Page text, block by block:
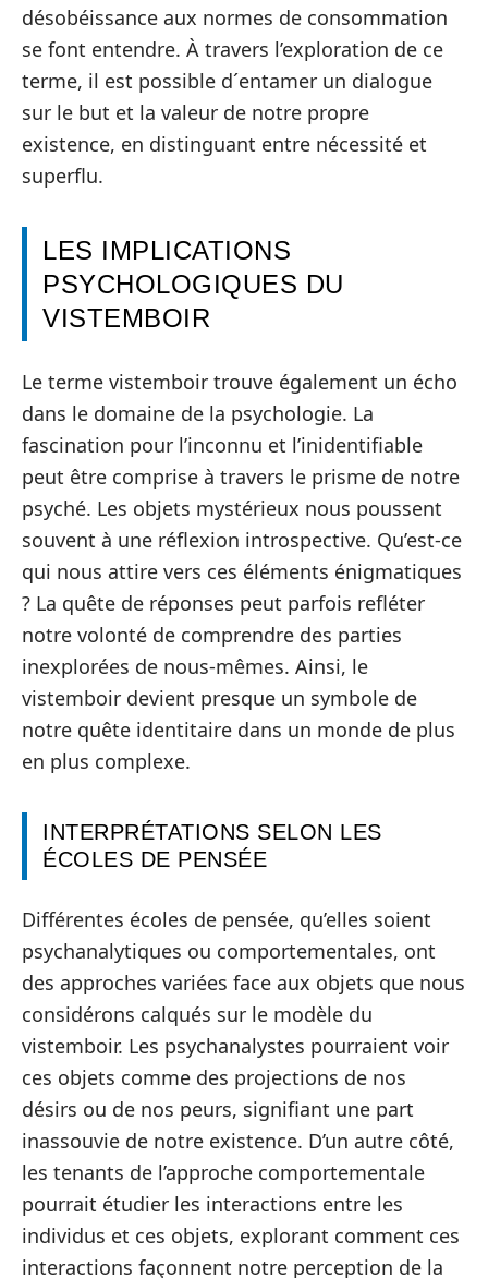
désobéissance aux normes de consommation
se font entendre. À travers l’exploration de ce
terme, il est possible d´entamer un dialogue
sur le but et la valeur de notre propre
existence, en distinguant entre nécessité et
superflu.
LES IMPLICATIONS
PSYCHOLOGIQUES DU
VISTEMBOIR
Le terme vistemboir trouve également un écho
dans le domaine de la psychologie. La
fascination pour l’inconnu et l’inidentifiable
peut être comprise à travers le prisme de notre
psyché. Les objets mystérieux nous poussent
souvent à une réflexion introspective. Qu’est-ce
qui nous attire vers ces éléments énigmatiques
? La quête de réponses peut parfois refléter
notre volonté de comprendre des parties
inexplorées de nous-mêmes. Ainsi, le
vistemboir devient presque un symbole de
notre quête identitaire dans un monde de plus
en plus complexe.
INTERPRÉTATIONS SELON LES
ÉCOLES DE PENSÉE
Différentes écoles de pensée, qu’elles soient
psychanalytiques ou comportementales, ont
des approches variées face aux objets que nous
considérons calqués sur le modèle du
vistemboir. Les psychanalystes pourraient voir
ces objets comme des projections de nos
désirs ou de nos peurs, signifiant une part
inassouvie de notre existence. D’un autre côté,
les tenants de l’approche comportementale
pourrait étudier les interactions entre les
individus et ces objets, explorant comment ces
interactions façonnent notre perception de la